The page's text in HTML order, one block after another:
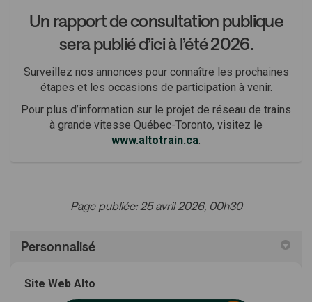
Un rapport de consultation publique
sera publié d’ici à l’été 2026.
Surveillez nos annonces pour connaître les prochaines
étapes et les occasions de participation à venir.
Pour plus d’information sur le projet de réseau de trains
à grande vitesse Québec-Toronto, visitez le
www.altotrain.ca.
Page publiée: 25 avril 2026, 00h30
Personnalisé
Site Web Alto